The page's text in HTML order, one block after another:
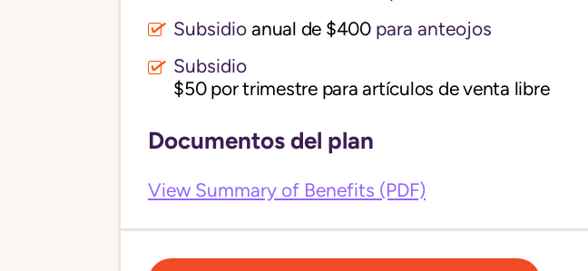
Subsidio anual de $400para anteojos
Subsidio
$50 por trimestre para artículos de venta libre
Documentos del plan
View Summary of Benefits (PDF)